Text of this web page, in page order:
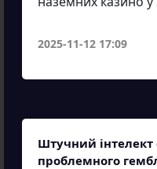
2025-11-12 17:09
Штучний
проблемного